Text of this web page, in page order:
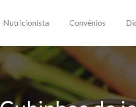
Nutricionista Convênios